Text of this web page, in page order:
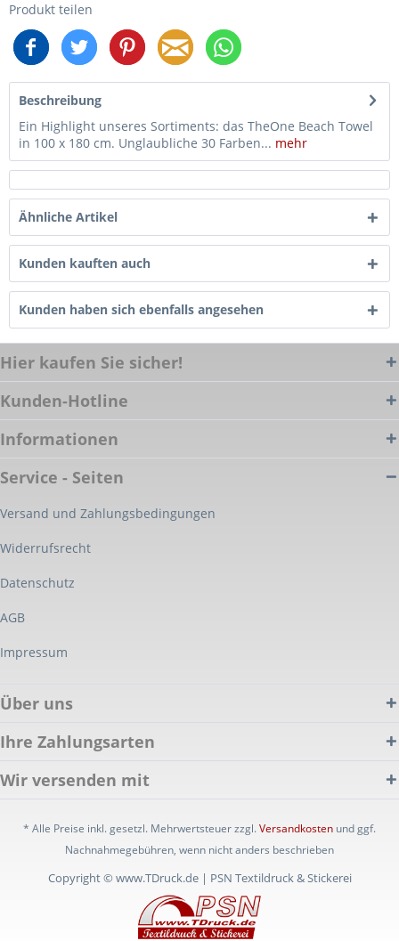
Produkt teilen
Beschreibung
Ein Highlight unseres Sortiments: das TheOne Beach Towel
in 100 x 180 cm. Unglaubliche 30 Farben... mehr
Ähnliche Artikel
Kunden kauften auch
Kunden haben sich ebenfalls angesehen
Hier kaufen Sie sicher!
Kunden-Hotline
Informationen
Service - Seiten
Versand und Zahlungsbedingungen
Widerrufsrecht
Datenschutz
AGB
Impressum
Über uns
Ihre Zahlungsarten
Wir versenden mit
* Alle Preise inkl. gesetzl. Mehrwertsteuer zzgl.Versandkosten und ggf.
Nachnahmegebühren, wenn nicht anders beschrieben
Copyright © www.TDruck.de | PSN Textildruck & Stickerei